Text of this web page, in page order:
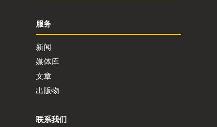
服务
新闻
媒体库
文章
出版物
联系我们